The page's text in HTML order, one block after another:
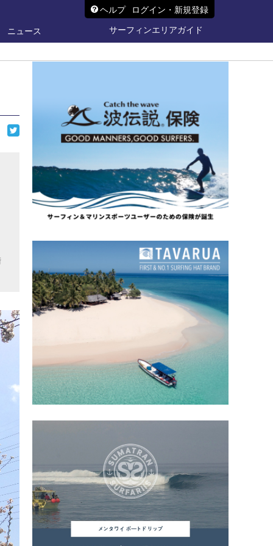
ヘルプ ログイン・新規登録
ニュース
サーフィンエリアガイド